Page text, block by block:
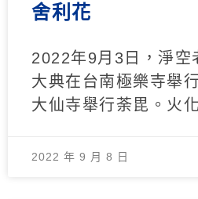
舍利花
2022年9月3日，淨空
大典在台南極樂寺舉
大仙寺舉行荼毘。火
2022 年 9 月 8 日